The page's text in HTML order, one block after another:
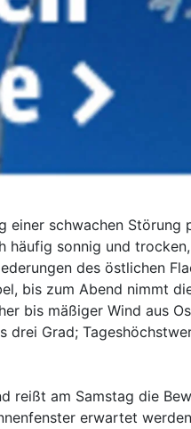
einer schwachen Störung
häufig sonnig und
des östlichen
bis zum Abend nimmt
bis mäßiger Wind aus
drei Grad;
reißt am Samstag die
erwartet